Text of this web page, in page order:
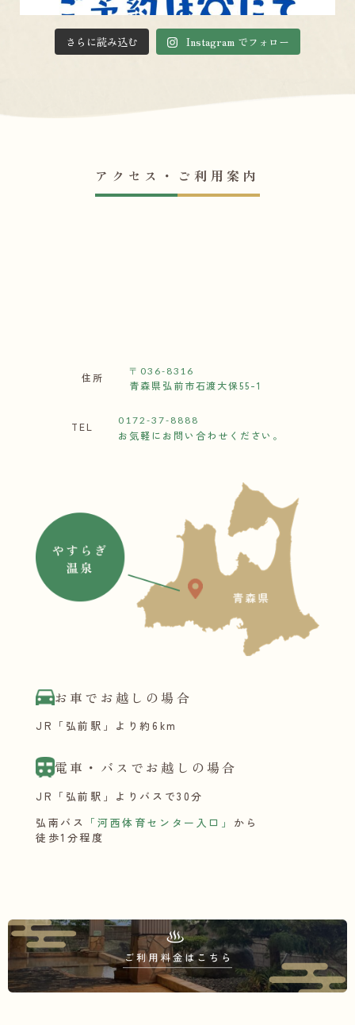
さらに読み込む Instagram でフォロー
アクセス・ご利用案内
住所 〒036-8316
青森県弘前市石渡大保55-1
TEL 0172-37-8888
お気軽にお問い合わせください。
お車でお越しの場合
JR「弘前駅」より約6km
電車・バスでお越しの場合
JR「弘前駅」よりバスで30分
弘南バス
「河西体育センター入口」 から
徒歩1分程度